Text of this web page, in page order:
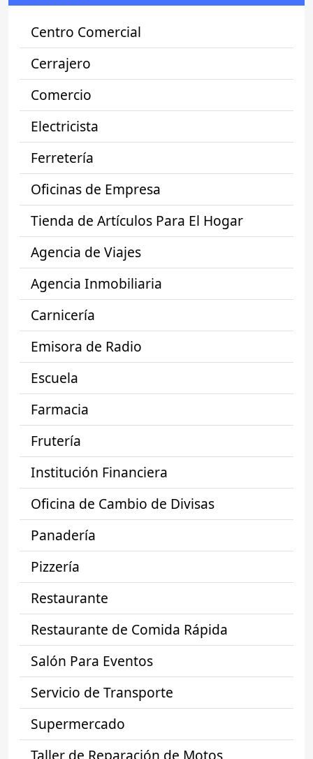
Centro Comercial
Cerrajero
Comercio
Electricista
Ferretería
Oficinas de Empresa
Tienda de Artículos Para El Hogar
Agencia de Viajes
Agencia Inmobiliaria
Carnicería
Emisora de Radio
Escuela
Farmacia
Frutería
Institución Financiera
Oficina de Cambio de Divisas
Panadería
Pizzería
Restaurante
Restaurante de Comida Rápida
Salón Para Eventos
Servicio de Transporte
Supermercado